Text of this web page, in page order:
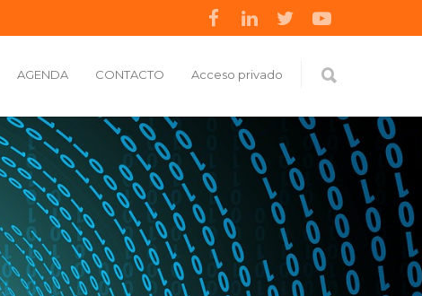
AGENDA CONTACTO Acceso privado